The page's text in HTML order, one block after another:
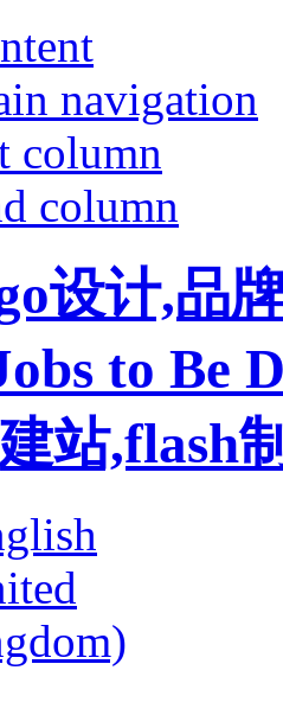
navigation
column
column
设计,品
to Be
站,flash